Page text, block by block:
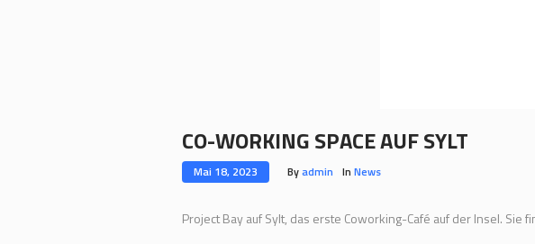
CO-WORKING SPACE AUF SYLT
Mai 18, 2023 Byadmin In News
Project Bay auf Sylt, das erste Coworking-Café auf der Insel.